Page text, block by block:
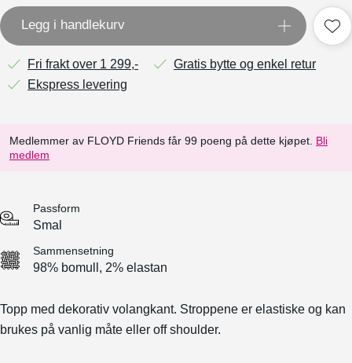
Legg i handlekurv
Fri frakt over 1 299,-
Gratis bytte og enkel retur
Ekspress levering
Medlemmer av FLOYD Friends får 99 poeng på dette kjøpet. Bli
medlem
Passform
Smal
Sammensetning
98% bomull, 2% elastan
Topp med dekorativ volangkant. Stroppene er elastiske og kan
brukes på vanlig måte eller off shoulder.